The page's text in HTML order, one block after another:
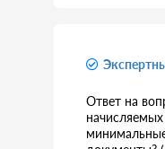
Ответ на